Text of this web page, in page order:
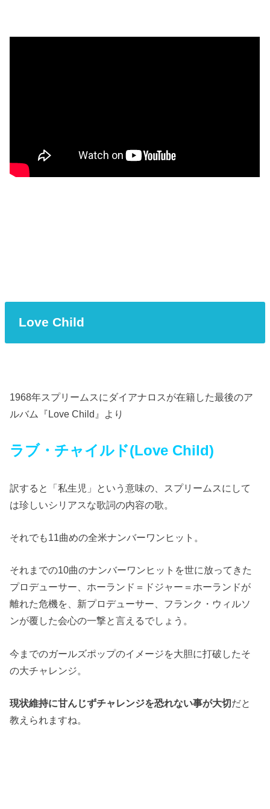
Love Child
1968年スプリームスにダイアナロスが在籍した最後のア
ルバム『Love Child』より
ラブ・チャイルド(Love Child)
訳すると「私生児」という意味の、スプリームスにして
は珍しいシリアスな歌詞の内容の歌。
それでも11曲めの全米ナンバーワンヒット。
それまでの10曲のナンバーワンヒットを世に放ってきた
プロデューサー、ホーランド＝ドジャー＝ホーランドが
離れた危機を、新プロデューサー、フランク・ウィルソ
ンが覆した会心の一撃と言えるでしょう。
今までのガールズポップのイメージを大胆に打破したそ
の大チャレンジ。
現状維持に甘んじずチャレンジを恐れない事が大切だと
教えられますね。